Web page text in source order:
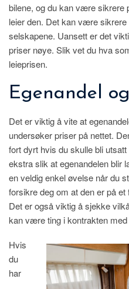
bilene, og du kan være sikrere
leier den. Det kan være
selskapene. Uansett er det
priser nøye. Slik vet du hva
leieprisen.
Egenandel
Det er viktig å vite at
undersøker priser på nettet.
fort dyrt hvis du skulle bli
ekstra slik at egenandelen blir
en veldig enkel øvelse når du
forsikre deg om at den er på
Det er også viktig å sjekke
kan være ting i kontrakten med
Hvis
du
har